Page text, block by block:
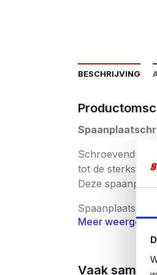
BESCHRIJVING
tot de sterkste
Deze
productie
schroeven
Meer
Vaak samen